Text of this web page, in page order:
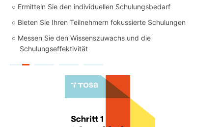
Ermitteln Sie den individuellen Schulungsbedarf
Bieten Sie Ihren Teilnehmern fokussierte Schulungen
Messen Sie den Wissenszuwachs und die
Schulungseffektivität